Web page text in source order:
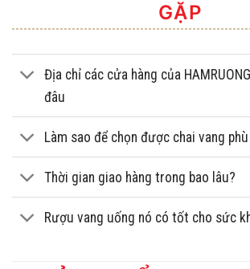
GẶP
Địa chỉ các cửa hàng của
đâu
Làm sao để chọn được chai vang
Thời gian giao hàng trong bao lâu?
Rượu vang uống nó có tốt cho sức